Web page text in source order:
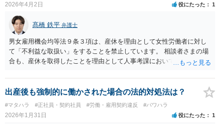
2026年4月2日 役にたった 1
髙橋 鉄平 弁護士
男女雇用機会均等法９条３項は、産休を理由として女性労働者に対し
て「不利益な取扱い」をすることを禁止しています。 相談者さまの場
合も、産休を取得したことを理由として人事考課において評価を下げ
取扱い」に該当すると考えられます。 したがって、社内の苦情受付窓
口や各都道府県の労働局に対して、産休を理由に不利益な取扱いをさ
出産後も強制的に働かされた場合の法的対処法は？
#マタハラ #正社員・契約社員 #労働・雇用契約違反 #パワハラ
2026年1月31日 役にたった 1